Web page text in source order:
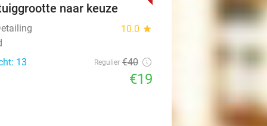
naar keuze
10.0 star
13
Regulier €40
€19